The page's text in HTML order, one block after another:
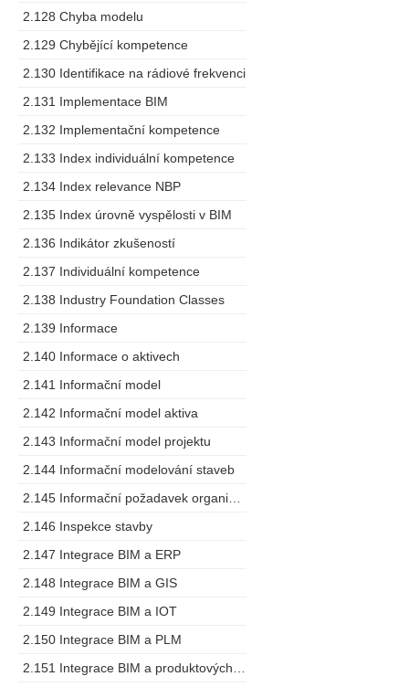
2.128 Chyba modelu
2.129 Chybějící kompetence
2.130 Identifikace na rádiové frekvenci
2.131 Implementace BIM
2.132 Implementační kompetence
2.133 Index individuální kompetence
2.134 Index relevance NBP
2.135 Index úrovně vyspělosti v BIM
2.136 Indikátor zkušeností
2.137 Individuální kompetence
2.138 Industry Foundation Classes
2.139 Informace
2.140 Informace o aktivech
2.141 Informační model
2.142 Informační model aktiva
2.143 Informační model projektu
2.144 Informační modelování staveb
2.146 Inspekce stavby
2.147 Integrace BIM a ERP
2.148 Integrace BIM a GIS
2.149 Integrace BIM a IOT
2.150 Integrace BIM a PLM